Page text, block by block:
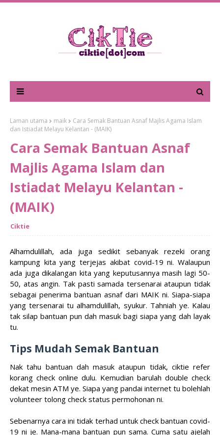
Laman utama maik
Cara Semak Bantuan Asnaf Majlis Agama Islam
dan Istiadat Melayu Kelantan - (MAIK)
Cara Semak Bantuan Asnaf
Majlis Agama Islam dan
Istiadat Melayu Kelantan -
(MAIK)
Ciktie
Alhamdulillah, ada juga sedikit sebanyak rezeki orang
kampung kita yang terjejas akibat covid-19 ni. Walaupun
ada juga dikalangan kita yang keputusannya masih lagi 50-
50, atas angin. Tak pasti samada tersenarai ataupun tidak
sebagai penerima bantuan asnaf dari MAIK ni. Siapa-siapa
yang tersenarai tu alhamdulillah, syukur. Tahniah ye. Kalau
tak silap bantuan pun dah masuk bagi siapa yang dah layak
tu.
Tips Mudah Semak Bantuan
Nak tahu bantuan dah masuk ataupun tidak, ciktie refer
korang check online dulu. Kemudian barulah double check
dekat mesin ATM ye. Siapa yang pandai internet tu bolehlah
volunteer tolong check status permohonan ni.
Sebenarnya cara ini tidak terhad untuk check bantuan covid-
19 ni je. Mana-mana bantuan pun sama. Cuma satu ajelah